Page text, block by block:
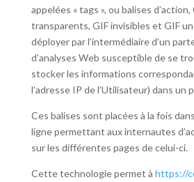
appelées « tags », ou balises
transparents, GIF invisibles et GIF
déployer par l’intermédiaire d’un
d’analyses Web susceptible de se
stocker les informations
l’adresse IP de l’Utilisateur) dans un
Ces balises sont placées à la fois
ligne permettant aux internautes
sur les différentes pages de celui-ci.
Cette technologie permet à https://